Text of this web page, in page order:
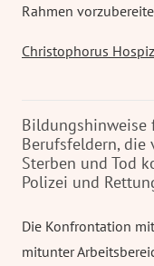
Rahmen
Christophorus
Bildungshinweise
Berufsfeldern, die
Sterben und Tod
Polizei und
Die Konfrontation
mitunter